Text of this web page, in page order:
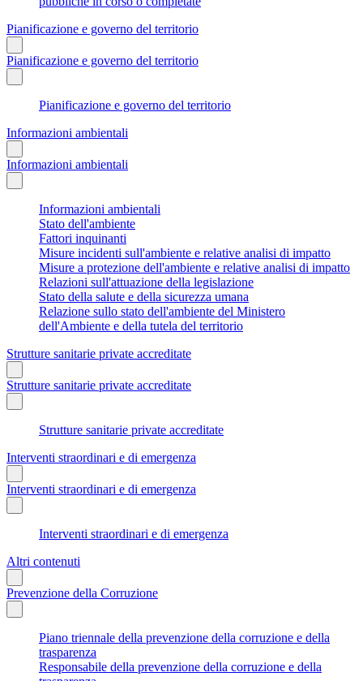
Pianificazione e governo del territorio
Pianificazione e governo del territorio
Pianificazione e governo del territorio
Informazioni ambientali
Informazioni ambientali
Informazioni ambientali
Stato dell'ambiente
Fattori inquinanti
Misure incidenti sull'ambiente e relative analisi di impatto
Misure a protezione dell'ambiente e relative analisi di impatto
Relazioni sull'attuazione della legislazione
Stato della salute e della sicurezza umana
Relazione sullo stato dell'ambiente del Ministero
dell'Ambiente e della tutela del territorio
Strutture sanitarie private accreditate
Strutture sanitarie private accreditate
Strutture sanitarie private accreditate
Interventi straordinari e di emergenza
Interventi straordinari e di emergenza
Interventi straordinari e di emergenza
Altri contenuti
Prevenzione della Corruzione
Piano triennale della prevenzione della corruzione e della
trasparenza
Responsabile della prevenzione della corruzione e della